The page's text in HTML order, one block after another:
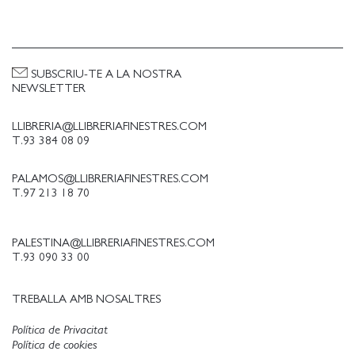
sorprende leyendo con una sonrisa en los labios. ( )
Apoyándose en los textos sagrados y, de forma
imprevista, en los objetos más profanos de la
Horvilleur nos ofrece aqu
LLIBRERIA@LLIBRERIAFINESTRES.COM
T.93 384 08 09
PALAMOS@LLIBRERIAFINESTRES.COM
T.97 213 18 70
PALESTINA@LLIBRERIAFINESTRES.COM
T.93 090 33 00
TREBALLA AMB NOSALTRES
SUBSCRIU-TE A LA NOSTRA
NEWSLETTER
Política de Privacitat
Política de cookies